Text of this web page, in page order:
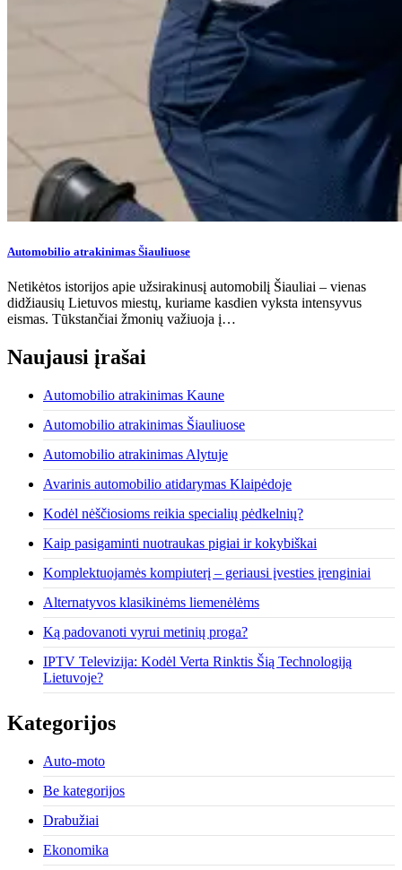
Automobilio atrakinimas Šiauliuose
Netikėtos istorijos apie užsirakinusį automobilį Šiauliai – vienas
didžiausių Lietuvos miestų, kuriame kasdien vyksta intensyvus
eismas. Tūkstančiai žmonių važiuoja į…
Naujausi įrašai
Automobilio atrakinimas Kaune
Automobilio atrakinimas Šiauliuose
Automobilio atrakinimas Alytuje
Avarinis automobilio atidarymas Klaipėdoje
Kodėl nėščiosioms reikia specialių pėdkelnių?
Kaip pasigaminti nuotraukas pigiai ir kokybiškai
Komplektuojamės kompiuterį – geriausi įvesties įrenginiai
Alternatyvos klasikinėms liemenėlėms
Ką padovanoti vyrui metinių proga?
IPTV Televizija: Kodėl Verta Rinktis Šią Technologiją
Lietuvoje?
Kategorijos
Auto-moto
Be kategorijos
Drabužiai
Ekonomika